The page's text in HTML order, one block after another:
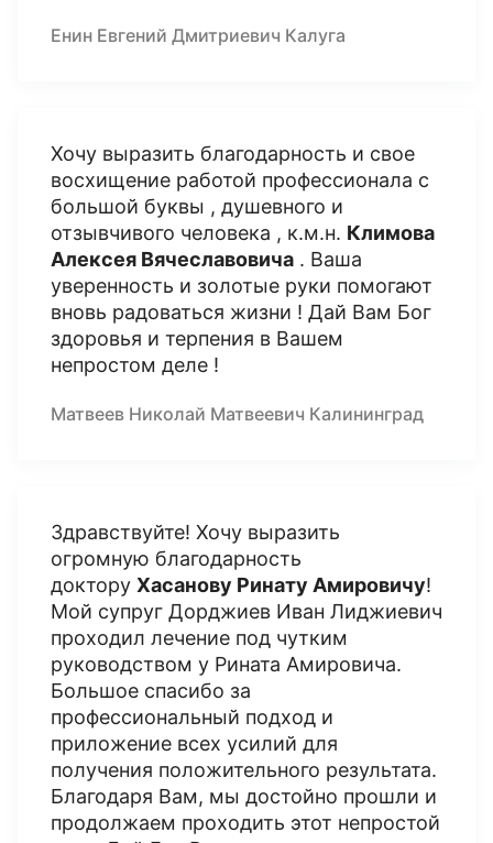
Енин Евгений Дмитриевич Калуга
Хочу выразить благодарность и свое
восхищение работой профессионала с
большой буквы , душевного и
отзывчивого человека , к.м.н. Климова
Алексея Вячеславовича . Ваша
уверенность и золотые руки помогают
вновь радоваться жизни ! Дай Вам Бог
здоровья и терпения в Вашем
непростом деле !
Матвеев Николай Матвеевич Калининград
Здравствуйте! Хочу выразить
огромную благодарность
доктору Хасанову Ринату Амировичу!
Мой супруг Дорджиев Иван Лиджиевич
проходил лечение под чутким
руководством у Рината Амировича.
Большое спасибо за
профессиональный подход и
приложение всех усилий для
получения положительного результата.
Благодаря Вам, мы достойно прошли и
продолжаем проходить этот непростой